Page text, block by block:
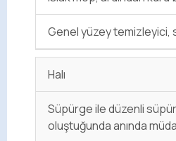
Genel yüzey temizleyici,
Halı
Süpürge ile düzenli
oluştuğunda anında